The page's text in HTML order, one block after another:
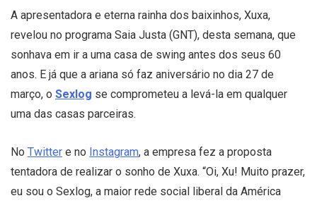
A apresentadora e eterna rainha dos baixinhos, Xuxa,
revelou no programa Saia Justa (GNT), desta semana, que
sonhava em ir a uma casa de swing antes dos seus 60
anos. E já que a ariana só faz aniversário no dia 27 de
março, o Sexlog se comprometeu a levá-la em qualquer
uma das casas parceiras.
No Twitter e no Instagram, a empresa fez a proposta
tentadora de realizar o sonho de Xuxa. “Oi, Xu! Muito prazer,
eu sou o Sexlog, a maior rede social liberal da América